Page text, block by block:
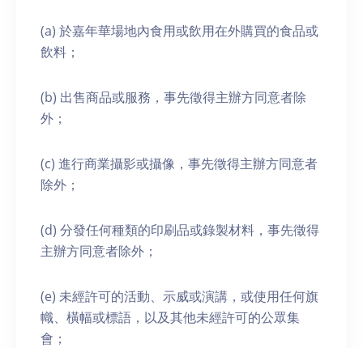
(a) 於嘉年華場地內食用或飲用在外購買的食品或
飲料；
(b) 出售商品或服務，事先徵得主辦方同意者除
外；
(c) 進行商業攝影或攝像，事先徵得主辦方同意者
除外；
(d) 分發任何種類的印刷品或錄製材料，事先徵得
主辦方同意者除外；
(e) 未經許可的活動、示威或演講，或使用任何旗
幟、橫幅或標語，以及其他未經許可的公眾集
會；